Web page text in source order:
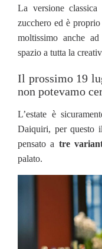
La versione
zucchero ed è
moltissimo anche
spazio a tutta la
Il prossimo 19
non potevamo
L’estate è
Daiquiri, per questo
pensato a tre
palato.